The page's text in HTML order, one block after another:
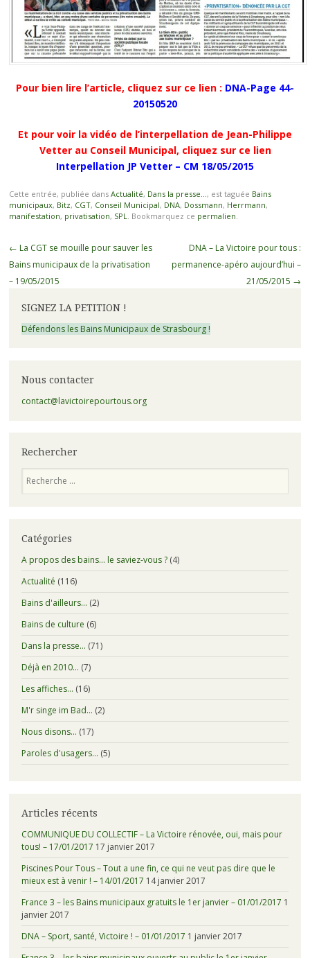
Pour bien lire l’article, cliquez sur ce lien : DNA-Page 44-
20150520
Et pour voir la vidéo de l’interpellation de Jean-Philippe
Vetter au Conseil Municipal, cliquez sur ce lien
Interpellation JP Vetter – CM 18/05/2015
Cette entrée, publiée dans Actualité, Dans la presse... , est taguée Bains
municipaux, Bitz, CGT, Conseil Municipal, DNA, Dossmann, Herrmann,
manifestation, privatisation, SPL . Bookmarquez ce permalien
Navigation
des
articles
← La CGT se mouille pour sauver les
Bains municipaux de la privatisation
– 19/05/2015
DNA – La Victoire pour tous :
permanence-apéro aujourd’hui –
21/05/2015 →
SIGNEZ LA PETITION !
Défendons les Bains Municipaux de Strasbourg !
Nous contacter
contact@lavictoirepourtous.org
Rechercher
Catégories
A propos des bains… le saviez-vous ?(4)
Actualité (116)
Bains d'ailleurs… (2)
Bains de culture (6)
Dans la presse… (71)
Déjà en 2010… (7)
Les affiches… (16)
M'r singe im Bad… (2)
Nous disons… (17)
Paroles d'usagers… (5)
Articles récents
COMMUNIQUE DU COLLECTIF – La Victoire rénovée, oui, mais pour
tous! – 17/01/2017 17 janvier 2017
Piscines Pour Tous – Tout a une fin, ce qui ne veut pas dire que le
mieux est à venir ! – 14/01/2017 14 janvier 2017
France 3 – les Bains municipaux gratuits le 1er janvier – 01/01/2017 1
janvier 2017
DNA – Sport, santé, Victoire ! – 01/01/2017 1 janvier 2017